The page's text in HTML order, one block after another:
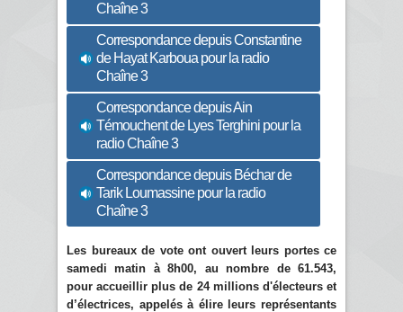
Chaîne 3
Correspondance depuis Constantine
de Hayat Karboua pour la radio
Chaîne 3
Correspondance depuis Ain
Témouchent de Lyes Terghini pour la
radio Chaîne 3
Correspondance depuis Béchar de
Tarik Loumassine pour la radio
Chaîne 3
Les bureaux de vote ont ouvert leurs portes ce
samedi matin à 8h00, au nombre de 61.543,
pour accueillir plus de 24 millions d'électeurs et
d’électrices, appelés à élire leurs représentants